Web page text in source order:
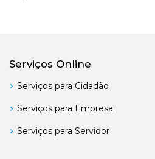
Serviços Online
Serviços para Cidadão
Serviços para Empresa
Serviços para Servidor